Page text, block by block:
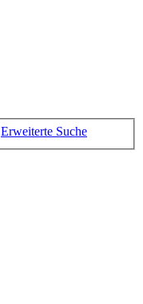
Erweiterte Suche